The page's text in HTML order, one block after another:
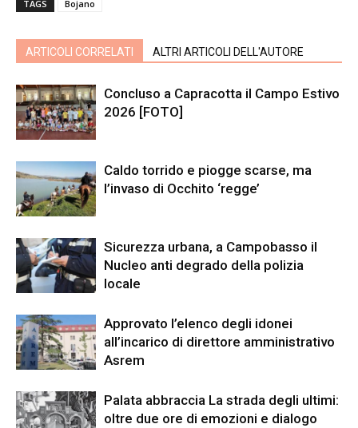
TAGS Bojano
ARTICOLI CORRELATI ALTRI ARTICOLI DELL'AUTORE
Concluso a Capracotta il Campo Estivo
2026 [FOTO]
Caldo torrido e piogge scarse, ma
l’invaso di Occhito ‘regge’
Sicurezza urbana, a Campobasso il
Nucleo anti degrado della polizia
locale
Approvato l’elenco degli idonei
all’incarico di direttore amministrativo
Asrem
Palata abbraccia La strada degli ultimi:
oltre due ore di emozioni e dialogo